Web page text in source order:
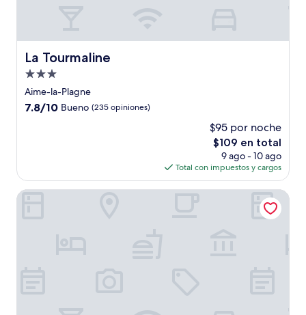
La Tourmaline
La Tourmaline
Propiedad
de
3.0
Aime-la-Plagne
7.8
7.8/10 Bueno (235 opiniones)
$95 por noche
El
precio
actual
es
de
$109 en total
9 ago - 10 ago
Total con impuestos y cargos
LOGIS HOTEL LE MONAL